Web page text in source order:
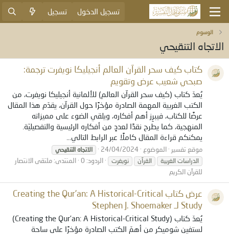
تسجيل الدخول تسجيل
الوسوم
الاتجاه التنقيحي
كتاب كيف سحر القرآن العالم أنجيليكا نويفرت ترجمة:
صبحي شعيب عرض وتقويم
يُعدّ كتاب (كيف سحر القرآن العالم) للألمانية أنجيليكا نويفرت، من
الكتب الغربية المهمة الصادرة مؤخرًا حول القرآن، يقدّم هذا المقال
عرضًا للكتاب، فيبرِز أهم أفكاره، ويلقي الضوء على مميزاته
المنهجية، كما يطرح نقدًا لعددٍ من أفكاره الرئيسية والتفصيليّة.
يمكنكم قراءة المقال كاملًا عبر الرابط التالي...
موقع تفسير الموضوع 24/04/2024 الاتجاه التنقيحي
الدراسات الغربية
القرآن نويفرت الردود: 0 المنتدى: ملتقى الانتصار
للقرآن الكريم
عرض كتاب Creating the Qur’an: A Historical-Critical
Study لـ Stephen J. Shoemaker
يُعدّ كتاب (Creating the Qur’an: A Historical-Critical Study)
لستفين شوميكر من أهمّ الكتب الصادرة مؤخرًا على ساحة